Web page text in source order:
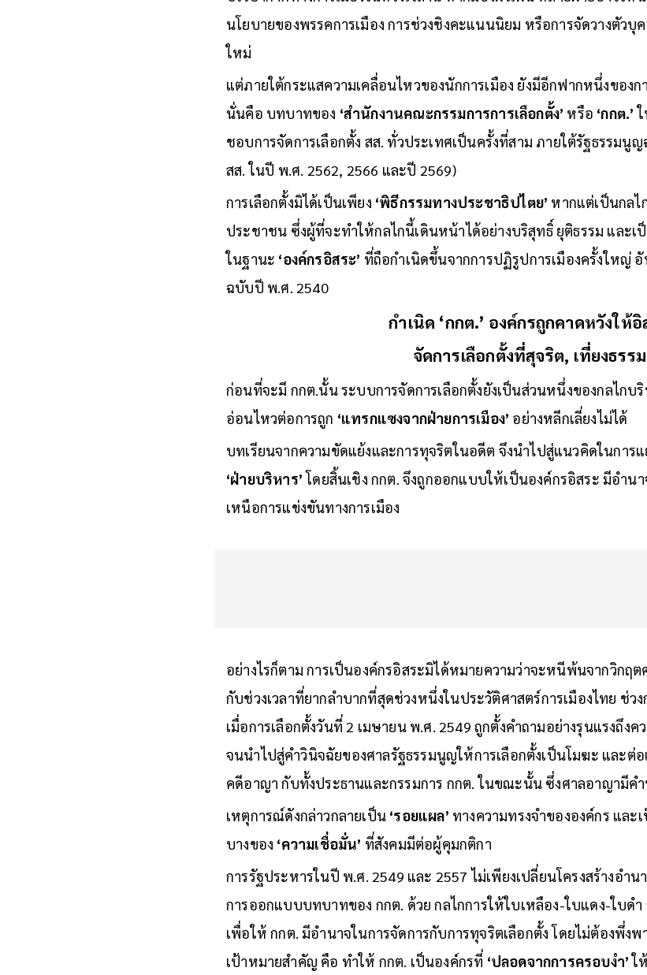
บรรยากาศทางการเมืองในห้วงเวลานี้ หากมองผิวเผิน หลายฝ่ายอาจใ
นโยบายของพรรคการเมือง การช่วงชิงคะแนนนิยม หรือการจัดวางตัวบุค
ใหม่
แต่ภายใต้กระแสความเคลื่อนไหวของนักการเมือง ยังมีอีกฟากหนึ่งของก
นั่นคือ บทบาทของ‘สำนักงานคณะกรรมการการเลือกตั้ง’หรือ‘กกต.’ใ
ชอบการจัดการเลือกตั้ง สส. ทั่วประเทศเป็นครั้งที่สาม ภายใต้รัฐธรรมนูญ
สส. ในปี พ.ศ. 2562, 2566 และปี 2569)
การเลือกตั้งมิได้เป็นเพียง‘พิธีกรรมทางประชาธิปไตย’หากแต่เป็นกลไ
ประชาชน ซึ่งผู้ที่จะทำให้กลไกนี้เดินหน้าได้อย่างบริสุทธิ์ ยุติธรรม และ
ในฐานะ ‘องค์กรอิสระ’
กำเนิด ‘กกต.’ องค์กรถูกคาดหวังให้อิส
จัดการเลือกตั้งที่สุจริต, เที่ยงธรรม
ก่อนที่จะมี กกต.นั้น ระบบการจัดการเลือกตั้งยังเป็นส่วนหนึ่งของกลไกบ
อ่อนไหวต่อการถูก‘แทรกแซงจากฝ่ายการเมือง’อย่างหลีกเลี่ยงไม่ได้
บทเรียนจากความขัดแย้งและการทุจริตในอดีต จึงนำไปสู่แนวคิดในการ
‘ฝ่ายบริหาร’โดยสิ้นเชิง กกต. จึงถูกออกแบบให้เป็นองค์กรอิสระ มีอำน
อย่างไรก็ตาม การเป็นองค์กรอิสระมิได้หมายความว่าจะหนีพ้นจากวิกฤต
กับช่วงเวลาที่ยากลำบากที่สุดช่วงหนึ่งในประวัติศาสตร์การเมืองไทย ช่ว
เมื่อการเลือกตั้งวันที่ 2 เมษายน พ.ศ. 2549 ถูกตั้งคำถามอย่างรุนแรงถึงค
จนนำไปสู่คำวินิจฉัยของศาลรัฐธรรมนูญให้การเลือกตั้งเป็นโมฆะ และต่อ
คดีอาญา กับทั้งประธานและกรรมการ กกต. ในขณะนั้น ซึ่งศาลอาญามีค
เหตุการณ์ดังกล่าวกลายเป็น‘รอยแผล’ทางความทรงจำขององค์กร และเ
บางของ‘ความเชื่อมั่น’ ที่สังคมมีต่อผู้คุมกติกา
การรัฐประหารในปี พ.ศ. 2549 และ 2557 ไม่เพียงเปลี่ยนโครงสร้างอำนา
การออกแบบบทบาทของ กกต. ด้วย กลไกการให้ใบเหลือง-ใบแดง-ใบดำ
เพื่อให้ กกต. มีอำนาจในการจัดการกับการทุจริตเลือกตั้ง โดยไม่ต้องพึ่งพ